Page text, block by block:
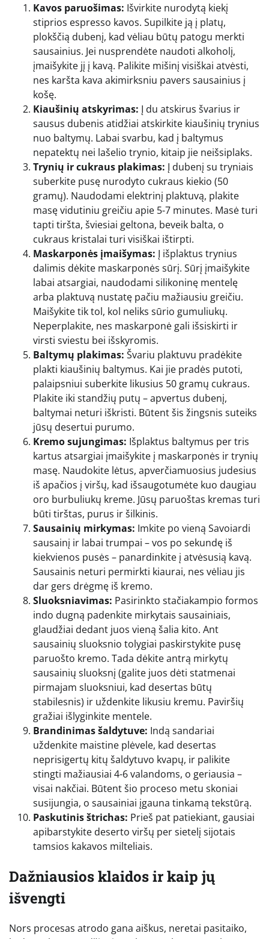
Kavos paruošimas: Išvirkite nurodytą kiekį
stiprios espresso kavos. Supilkite ją į platų,
plokščią dubenį, kad vėliau būtų patogu merkti
sausainius. Jei nusprendėte naudoti alkoholį,
įmaišykite jį į kavą. Palikite mišinį visiškai atvėsti,
nes karšta kava akimirksniu pavers sausainius į
košę.
Kiaušinių atskyrimas: Į du atskirus švarius ir
sausus dubenis atidžiai atskirkite kiaušinių trynius
nuo baltymų. Labai svarbu, kad į baltymus
nepatektų nei lašelio trynio, kitaip jie neišsiplaks.
Trynių ir cukraus plakimas: Į dubenį su tryniais
suberkite pusę nurodyto cukraus kiekio (50
gramų). Naudodami elektrinį plaktuvą, plakite
masę vidutiniu greičiu apie 5-7 minutes. Masė turi
tapti tiršta, šviesiai geltona, beveik balta, o
cukraus kristalai turi visiškai ištirpti.
Maskarponės įmaišymas: Į išplaktus trynius
dalimis dėkite maskarponės sūrį. Sūrį įmaišykite
labai atsargiai, naudodami silikoninę mentelę
arba plaktuvą nustatę pačiu mažiausiu greičiu.
Maišykite tik tol, kol neliks sūrio gumuliukų.
Neperplakite, nes maskarponė gali išsiskirti ir
virsti sviestu bei išskyromis.
Baltymų plakimas: Švariu plaktuvu pradėkite
plakti kiaušinių baltymus. Kai jie pradės putoti,
palaipsniui suberkite likusius 50 gramų cukraus.
Plakite iki standžių putų – apvertus dubenį,
baltymai neturi iškristi. Būtent šis žingsnis suteiks
jūsų desertui purumo.
Kremo sujungimas: Išplaktus baltymus per tris
kartus atsargiai įmaišykite į maskarponės ir trynių
masę. Naudokite lėtus, apverčiamuosius judesius
iš apačios į viršų, kad išsaugotumėte kuo daugiau
oro burbuliukų kreme. Jūsų paruoštas kremas turi
būti tirštas, purus ir šilkinis.
Sausainių mirkymas: Imkite po vieną Savoiardi
sausainį ir labai trumpai – vos po sekundę iš
kiekvienos pusės – panardinkite į atvėsusią kavą.
Sausainis neturi permirkti kiaurai, nes vėliau jis
dar gers drėgmę iš kremo.
Sluoksniavimas: Pasirinkto stačiakampio formos
indo dugną padenkite mirkytais sausainiais,
glaudžiai dedant juos vieną šalia kito. Ant
sausainių sluoksnio tolygiai paskirstykite pusę
paruošto kremo. Tada dėkite antrą mirkytų
sausainių sluoksnį (galite juos dėti statmenai
pirmajam sluoksniui, kad desertas būtų
stabilesnis) ir uždenkite likusiu kremu. Paviršių
gražiai išlyginkite mentele.
Brandinimas šaldytuve: Indą sandariai
uždenkite maistine plėvele, kad desertas
neprisigertų kitų šaldytuvo kvapų, ir palikite
stingti mažiausiai 4-6 valandoms, o geriausia –
visai nakčiai. Būtent šio proceso metu skoniai
susijungia, o sausainiai įgauna tinkamą tekstūrą.
Paskutinis štrichas: Prieš pat patiekiant, gausiai
apibarstykite deserto viršų per sietelį sijotais
tamsios kakavos milteliais.
Dažniausios klaidos ir kaip jų
išvengti
Nors procesas atrodo gana aiškus, neretai pasitaiko,